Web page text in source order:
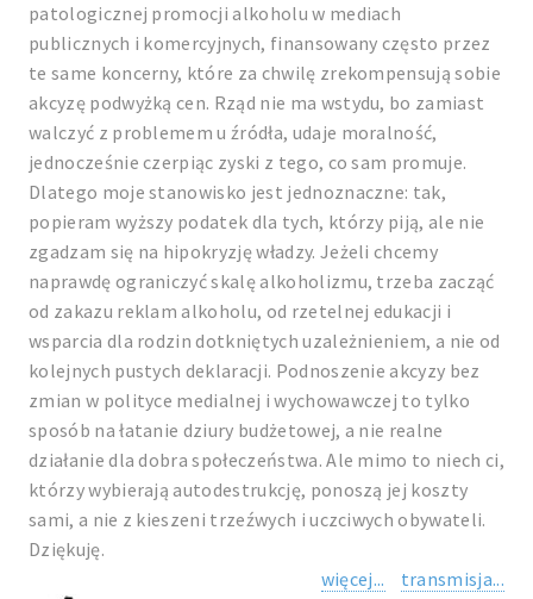
patologicznej promocji alkoholu w mediach
publicznych i komercyjnych, finansowany często przez
te same koncerny, które za chwilę zrekompensują sobie
akcyzę podwyżką cen. Rząd nie ma wstydu, bo zamiast
walczyć z problemem u źródła, udaje moralność,
jednocześnie czerpiąc zyski z tego, co sam promuje.
Dlatego moje stanowisko jest jednoznaczne: tak,
popieram wyższy podatek dla tych, którzy piją, ale nie
zgadzam się na hipokryzję władzy. Jeżeli chcemy
naprawdę ograniczyć skalę alkoholizmu, trzeba zacząć
od zakazu reklam alkoholu, od rzetelnej edukacji i
wsparcia dla rodzin dotkniętych uzależnieniem, a nie od
kolejnych pustych deklaracji. Podnoszenie akcyzy bez
zmian w polityce medialnej i wychowawczej to tylko
sposób na łatanie dziury budżetowej, a nie realne
działanie dla dobra społeczeństwa. Ale mimo to niech ci,
którzy wybierają autodestrukcję, ponoszą jej koszty
sami, a nie z kieszeni trzeźwych i uczciwych obywateli.
Dziękuję.
więcej...
transmisja...